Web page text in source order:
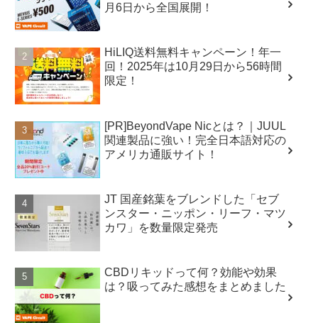
月6日から全国展開！
HiLIQ送料無料キャンペーン！年一
回！2025年は10月29日から56時間
限定！
[PR]BeyondVape Nicとは？｜JUUL
関連製品に強い！完全日本語対応の
アメリカ通販サイト！
JT 国産銘葉をブレンドした「セブ
ンスター・ニッポン・リーフ・マツ
カワ」を数量限定発売
CBDリキッドって何？効能や効果
は？吸ってみた感想をまとめました